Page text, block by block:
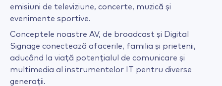
emisiuni de televiziune, concerte, muzică și
evenimente sportive.
Conceptele noastre AV, de broadcast și Digital
Signage conectează afacerile, familia și prietenii,
aducând la viață potențialul de comunicare și
multimedia al instrumentelor IT pentru diverse
generații.